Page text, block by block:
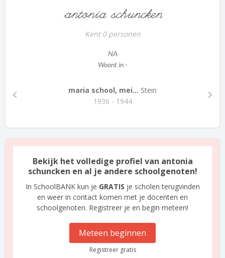
antonia schuncken
Kent 0 personen
NA
Woont in -
maria school, mei... Stein
1936 - 1944
Bekijk het volledige profiel van antonia
schuncken en al je andere schoolgenoten!
In SchoolBANK kun je GRATIS je scholen terugvinden
en weer in contact komen met je docenten en
schoolgenoten. Registreer je en begin meteen!
Meteen beginnen
Registreer gratis